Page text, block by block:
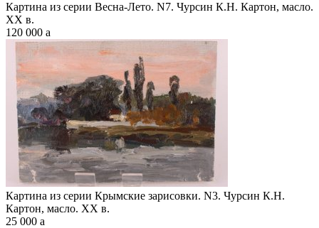
Картина из серии Весна-Лето. N7. Чурсин К.Н. Картон, масло.
XX в.
120 000 a
Картина из серии Крымские зарисовки. N3. Чурсин К.Н.
Картон, масло. XX в.
25 000 a